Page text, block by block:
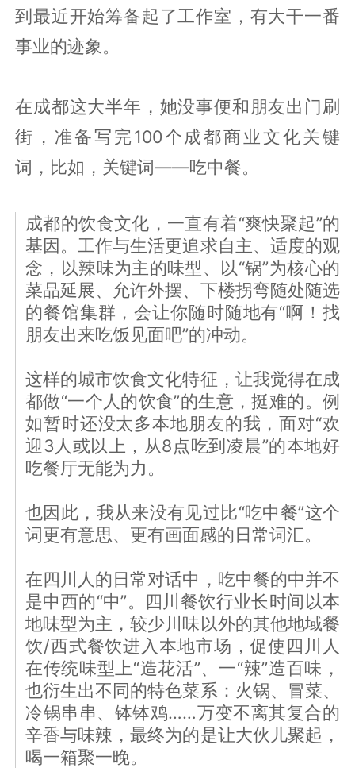
到最近开始筹备起了工作室，有大干一番
事业的迹象。
在成都这大半年，她没事便和朋友出门刷
街，准备写完100个成都商业文化关键
词，比如，关键词——吃中餐。
成都的饮食文化，一直有着“爽快聚起”的
基因。工作与生活更追求自主、适度的观
念，以辣味为主的味型、以“锅”为核心的
菜品延展、允许外摆、下楼拐弯随处随选
的餐馆集群，会让你随时随地有“啊！找
朋友出来吃饭见面吧”的冲动。
这样的城市饮食文化特征，让我觉得在成
都做“一个人的饮食”的生意，挺难的。例
如暂时还没太多本地朋友的我，面对“欢
迎3人或以上，从8点吃到凌晨”的本地好
吃餐厅无能为力。
也因此，我从来没有见过比“吃中餐”这个
词更有意思、更有画面感的日常词汇。
在四川人的日常对话中，吃中餐的中并不
是中西的“中”。四川餐饮行业长时间以本
地味型为主，较少川味以外的其他地域餐
饮/西式餐饮进入本地市场，促使四川人
在传统味型上“造花活”、一“辣”造百味，
也衍生出不同的特色菜系：火锅、冒菜、
冷锅串串、钵钵鸡……万变不离其复合的
辛香与味辣，最终为的是让大伙儿聚起，
喝一箱聚一晚。